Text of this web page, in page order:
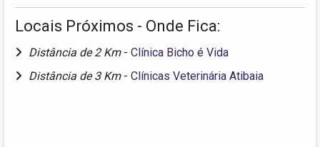
Locais Próximos - Onde Fica:
Distância de 2 Km - Clínica Bicho é Vida
Distância de 3 Km - Clínicas Veterinária Atibaia